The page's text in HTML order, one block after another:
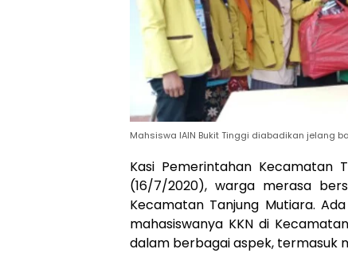
Mahsiswa IAIN Bukit Tinggi diabadikan jelang
Kasi Pemerintahan Kecamatan
(16/7/2020), warga merasa
Kecamatan Tanjung Mutiara.
mahasiswanya KKN di
dalam berbagai aspek, termasuk